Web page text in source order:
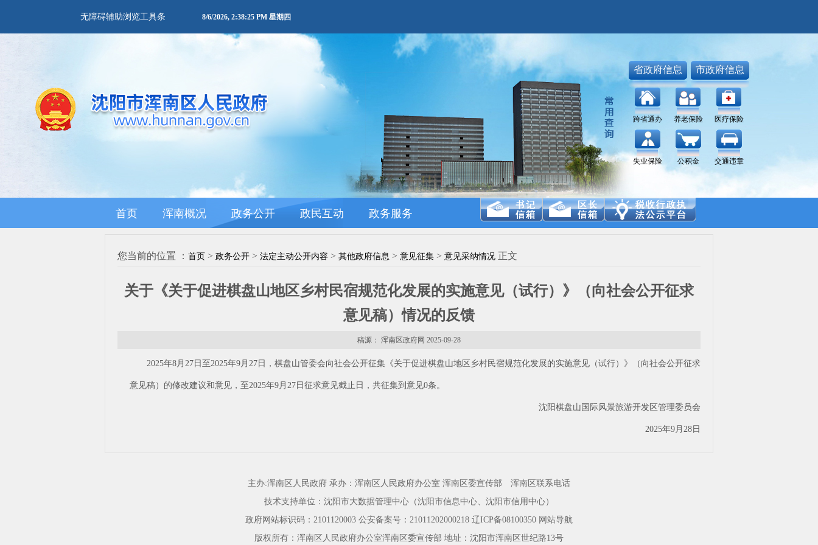
无障碍辅助浏览工具条 8/6/2026, 2:38:25 PM 星期四
省政府信息 市政府信息
跨省通办 养老保险 医疗保险
失业保险 公积金 交通违章
首页 浑南概况 政务公开 政民互动 政务服务
您当前的位置 ： 首页 > 政务公开 > 法定主动公开内容 > 其他政府信息 > 意见征集 > 意见采纳情况 正文
关于《关于促进棋盘山地区乡村民宿规范化发展的实施意见（试行）》（向社会公开征求
意见稿）情况的反馈
稿源： 浑南区政府网 2025-09-28
2025年8月27日至2025年9月27日，棋盘山管委会向社会公开征集《关于促进棋盘山地区乡村民宿规范化发展的实施意见（试行）》（向社会公开征求
意见稿）的修改建议和意见，至2025年9月27日征求意见截止日，共征集到意见0条。
沈阳棋盘山国际风景旅游开发区管理委员会
2025年9月28日
主办:浑南区人民政府 承办：浑南区人民政府办公室 浑南区委宣传部 浑南区联系电话
技术支持单位：沈阳市大数据管理中心（沈阳市信息中心、沈阳市信用中心）
政府网站标识码：2101120003 公安备案号：21011202000218 辽ICP备08100350 网站导航
版权所有：浑南区人民政府办公室浑南区委宣传部 地址：沈阳市浑南区世纪路13号